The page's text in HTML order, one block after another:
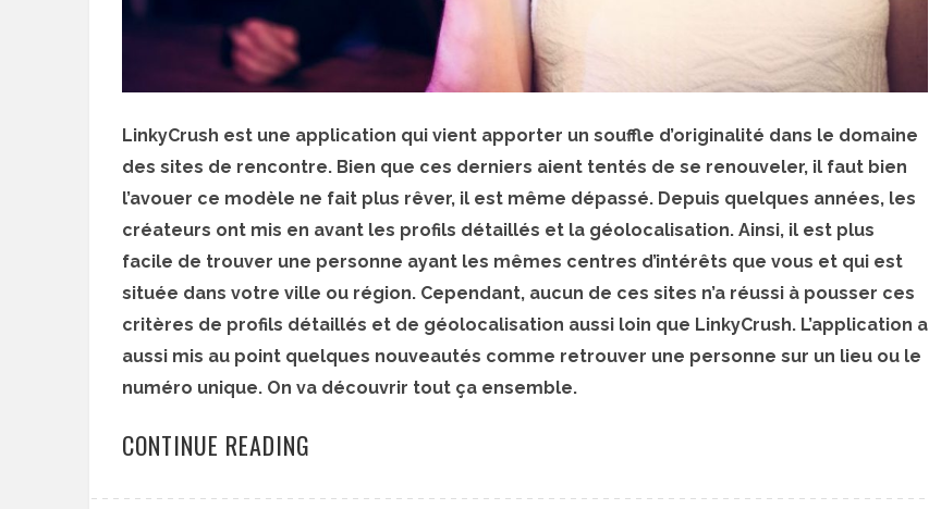
LinkyCrush est une application qui vient apporter un souffle d’originalité dans le domaine
des sites de rencontre. Bien que ces derniers aient tentés de se renouveler, il faut bien
l’avouer ce modèle ne fait plus rêver, il est même dépassé. Depuis quelques années, les
créateurs ont mis en avant les profils détaillés et la géolocalisation. Ainsi, il est plus
facile de trouver une personne ayant les mêmes centres d’intérêts que vous et qui est
située dans votre ville ou région. Cependant, aucun de ces sites n’a réussi à pousser ces
critères de profils détaillés et de géolocalisation aussi loin que LinkyCrush. L’application a
aussi mis au point quelques nouveautés comme retrouver une personne sur un lieu ou le
numéro unique. On va découvrir tout ça ensemble.
CONTINUE READING